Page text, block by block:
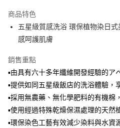
全盈+PAY
大哥付你分期
【大哥付你分期使用說明】
1.本服務由台灣大哥大提供，台灣大哥
流程，驗證手機門號後，選擇欲分期的
成交易。
3.實際核准額度、可分期數及費用金額
4.訂單成立30分鐘內，如未前往確認交
消。如遇「轉專審核」未通過狀況，表
ATM付款
運送方式
宅配【父親節大回饋】限時$299免
每筆NT$150，滿NT$299(含以上)
商品特色
五星級質感洗浴 環保植物染日
感呵護肌膚
銷售重點
▪由具有六十多年纖維開發經驗的ア
▪提供如同五星級飯店的洗浴體驗，
▪採用無農藥、無化學肥料的有機棉
▪使用經過特殊乾燥保濕處理的天然
▪環保染色工藝有效減少染料與水資